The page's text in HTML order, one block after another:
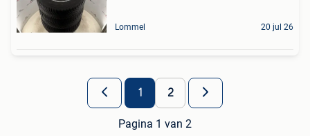
Lommel 20 jul 26
1 2
Pagina 1 van 2